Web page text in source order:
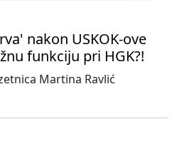
nakon USKOK-ove
funkciju pri HGK?!
Martina Ravlić